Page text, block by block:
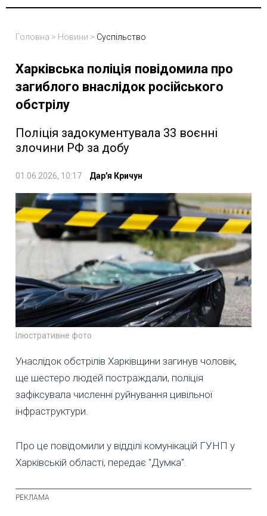
Головна > Новини > Суспільство
Харківська поліція повідомила про
загиблого внаслідок російського
обстрілу
Поліція задокументувала 33 воєнні
злочини РФ за добу
01.06.2026, 10:17 Дар'я Кричун
Ілюстративне фото
Унаслідок обстрілів Харківщини загинув чоловік,
ще шестеро людей постраждали, поліція
зафіксувала численні руйнування цивільної
інфраструктури.
Про це повідомили у відділі комунікацій ГУНП у
Харківській області, передає "Думка".